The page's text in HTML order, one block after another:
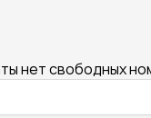
нет свободных